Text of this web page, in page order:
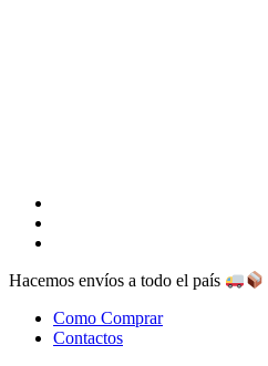
Hacemos envíos a todo el país
Como Comprar
Contactos